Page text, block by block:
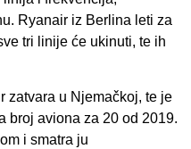
Ryanair iz Berlina leti za
tri linije će ukinuti, te ih
zatvara u Njemačkoj, te je
broj aviona za 20 od 2019.
i smatra ju